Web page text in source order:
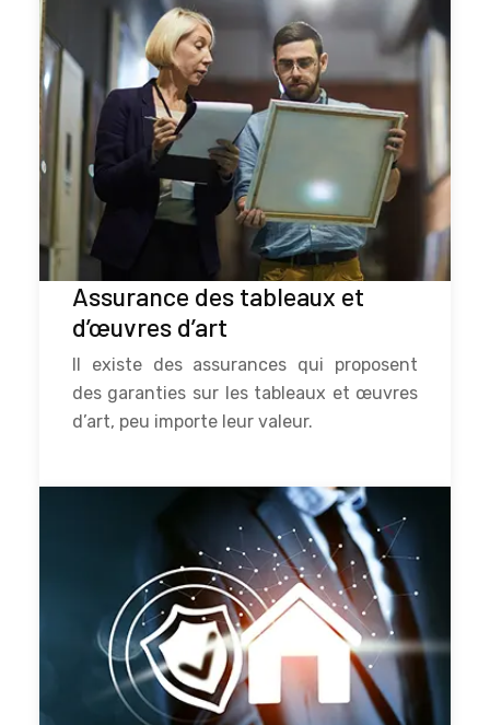
Assurance des tableaux et
d’œuvres d’art
Il existe des assurances qui proposent
des garanties sur les tableaux et œuvres
d’art, peu importe leur valeur.